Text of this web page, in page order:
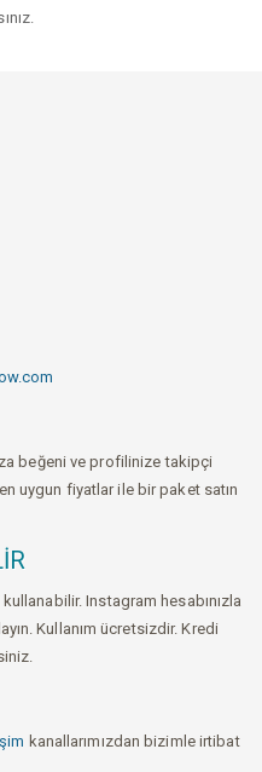
beğeni ve profilinize takipçi
uygun fiyatlar ile bir paket satın
Instagram hesabınızla
Kullanım ücretsizdir. Kredi
kanallarımızdan bizimle irtibat